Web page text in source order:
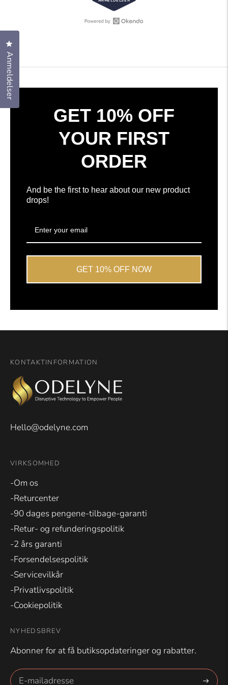
ud
af
5
i
nyt
med
gennemsnit
4.7
stjerner
ud
af
5
af
Anmeldelser
GET 10% OFF
YOUR FIRST
ORDER
And be the first to hear about our new product
drops!
GET 10% OFF NOW
KONTAKTINFORMATION
Hello@odelyne.com
VIRKSOMHED
-Om os
-Returcenter
-90 dages pengene-tilbage-garanti
-Retur- og refunderingspolitik
-2 års garanti
-Forsendelsespolitik
-Servicevilkår
-Privatlivspolitik
-Cookiepolitik
NYHEDSBREV
Abonner for at få butiksopdateringer og rabatter.
Anmeldelser
Klik for at åbne anmeldelsesdialogboksen